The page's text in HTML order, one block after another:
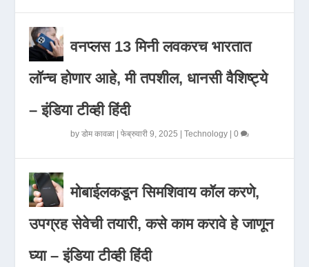
वनप्लस 13 मिनी लवकरच भारतात
लॉन्च होणार आहे, मी तपशील, धानसी वैशिष्ट्ये
– इंडिया टीव्ही हिंदी
byडोम कावळा |फेब्रुवारी 9, 2025 |Technology |0
मोबाईलकडून सिमशिवाय कॉल करणे,
उपग्रह सेवेची तयारी, कसे काम करावे हे जाणून
घ्या – इंडिया टीव्ही हिंदी